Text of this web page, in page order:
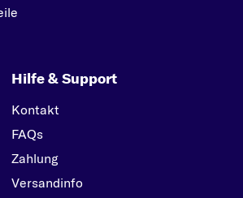
Hilfe & Support
Kontakt
FAQs
Zahlung
Versandinfo